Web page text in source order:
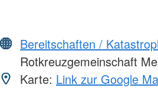
Bereitschaften /
Rotkreuzgemeinschaft
Karte: Link zur Google